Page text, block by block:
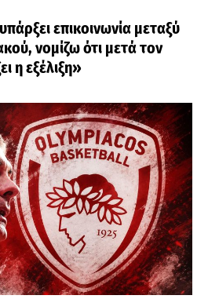
επικοινωνία μεταξύ
νομίζω ότι μετά τον
η εξέλιξη»